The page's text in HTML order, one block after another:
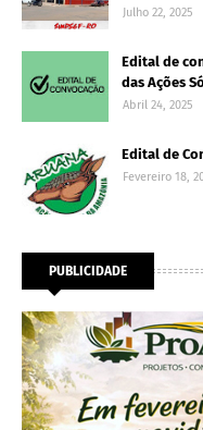
Julho 22, 2025
Edital de
das Ações
Abril 24, 2025
Edital de
Fevereiro 18,
PUBLICIDADE